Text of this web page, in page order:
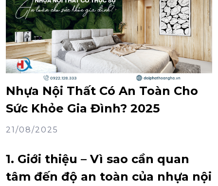
Nhựa Nội Thất Có An Toàn Cho
Sức Khỏe Gia Đình? 2025
21/08/2025
1. Giới thiệu – Vì sao cần quan
tâm đến độ an toàn của nhựa nội